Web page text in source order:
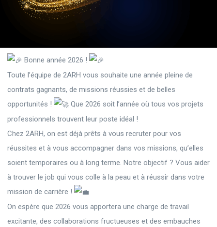
Bonne année 2026 !
Toute l’équipe de 2ARH vous souhaite une année pleine de
contrats gagnants, de missions réussies et de belles
opportunités !
Que 2026 soit l’année où tous vos projets
professionnels trouvent leur poste idéal !
Chez 2ARH, on est déjà prêts à vous recruter pour vos
réussites et à vous accompagner dans vos missions, qu’elles
soient temporaires ou à long terme. Notre objectif ? Vous aider
à trouver le job qui vous colle à la peau et à réussir dans votre
mission de carrière !
On espère que 2026 vous apportera une charge de travail
excitante, des collaborations fructueuses et des embauches